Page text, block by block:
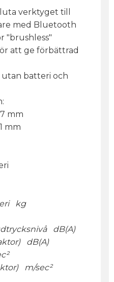
verktyget till
med Bluetooth
"brushless"
att ge förbättrad
utan batteri och
mm
mm
kg
dB(A)
dB(A)
m/sec²